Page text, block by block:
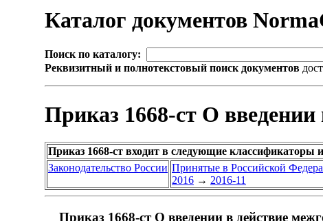
Каталог документов
Поиск по каталогу:
Реквизитный и полнотекстовый поиск документов
Приказ 1668-ст О введении
Приказ 1668-ст входит в следующие классификаторы
Законодательство России Принятые в Российской
2016 → 2016-11
Приказ 1668-ст О введении в действие